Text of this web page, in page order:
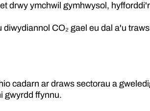
drwy ymchwil gymhwysol,
CO₂ gael eu dal a'u
cadarn ar draws sectorau a
gwyrdd ffynnu.